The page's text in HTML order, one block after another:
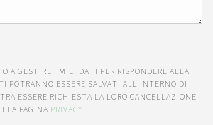
A GESTIRE I MIEI DATI PER RISPONDERE ALLA
POTRANNO ESSERE SALVATI ALL'INTERNO DI
ESSERE RICHIESTA LA LORO CANCELLAZIONE
PAGINA PRIVACY